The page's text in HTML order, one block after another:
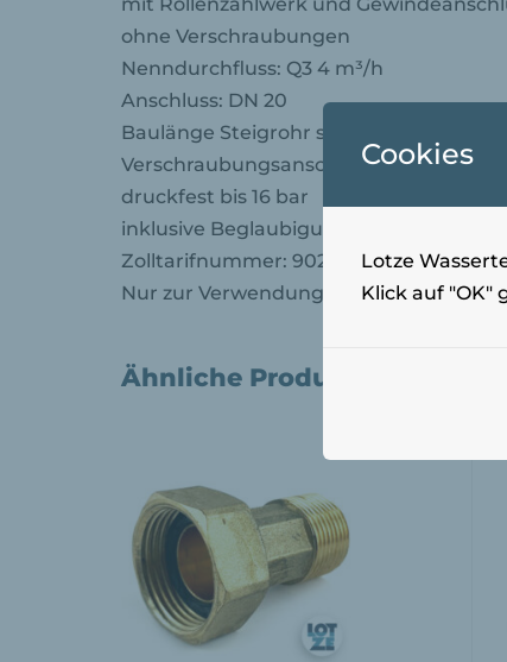
mit Rollenzählwerk und
ohne Verschraubungen
Nenndurchfluss: Q3 4 m³/h
Anschluss: DN 20
Baulänge Steigrohr senkrecht: 105 mm
Verschraubungsanschluss: 1 Zoll
druckfest bis 16 bar
inklusive Beglaubigungsgebühr
Zolltarifnummer: 90282000 –
Nur zur Verwendung mit eisen- und
Ähnliche Produkte
Cookies
Lotze
Klick auf "OK"